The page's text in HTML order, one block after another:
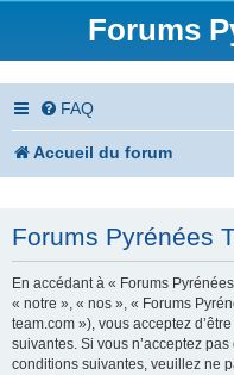
Forums
FAQ
Accueil du forum
Forums Pyrénées
En accédant à « Forums
« notre », « nos », « Forums
team.com »), vous acceptez
suivantes. Si vous n’acceptez
conditions suivantes, veuillez ne